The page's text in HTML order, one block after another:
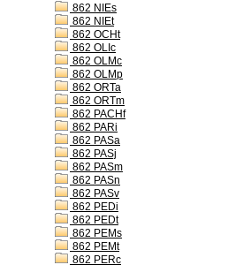
862 NIEs
862 NIEt
862 OCHt
862 OLIc
862 OLMc
862 OLMp
862 ORTa
862 ORTm
862 PACHf
862 PARi
862 PASa
862 PASj
862 PASm
862 PASn
862 PASv
862 PEDi
862 PEDt
862 PEMs
862 PEMt
862 PERc